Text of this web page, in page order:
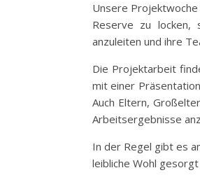
Unsere
Reserve zu locken,
anzuleiten und ihre
Die Projektarbeit
mit einer
Auch Eltern,
Arbeitsergebnisse
In der Regel gibt es
leibliche Wohl